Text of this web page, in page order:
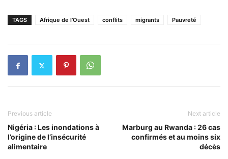
TAGS Afrique de l’Ouest conflits migrants Pauvreté
Previous article
Nigéria : Les inondations à
l’origine de l’insécurité
alimentaire
Next article
Marburg au Rwanda : 26 cas
confirmés et au moins six
décès